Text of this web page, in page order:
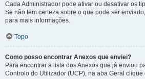
Cada Administrador pode ativar ou desativar os
Se não tem certeza sobre o que pode ser
para mais informações.
Topo
Como posso encontrar Anexos que enviei?
Para encontrar a lista dos Anexos que já enviou
Controlo do Utilizador (UCP), na aba Geral clique